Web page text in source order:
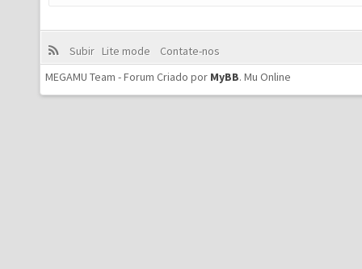
Subir Lite mode
Contate-nos
MEGAMU Team - Forum Criado por MyBB. Mu Online